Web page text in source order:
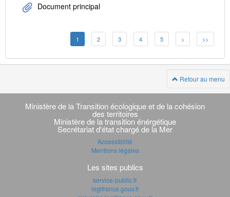
Document principal
1 2 3 4 5 > >>
Retour au menu
Navigation
transverse
Ministère de la Transition écologique et de la cohésion
des territoires
Ministère de la transition énérgétique
Secrétariat d'état chargé de la Mer
Accessibilité
Mentions légales
Les sites publics
service-public.fr
legifrance.gouv.fr